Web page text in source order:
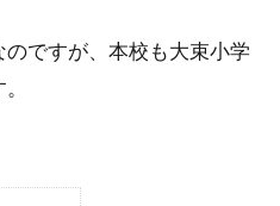
ですが、本校も大束小学